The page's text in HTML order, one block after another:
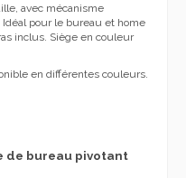
avec mécanisme
pour le bureau et home
inclus. Siège en couleur
en différentes couleurs.
de bureau pivotant